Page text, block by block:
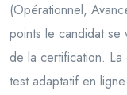
(Opérationnel,
points le candidat se
de la certification.
test adaptatif en